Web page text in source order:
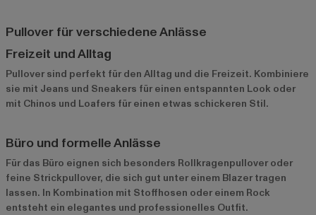
Pullover für verschiedene Anlässe
Freizeit und Alltag
Pullover sind perfekt für den Alltag und die Freizeit. Kombiniere
sie mit Jeans und Sneakers für einen entspannten Look oder
mit Chinos und Loafers für einen etwas schickeren Stil.
Büro und formelle Anlässe
Für das Büro eignen sich besonders Rollkragenpullover oder
feine Strickpullover, die sich gut unter einem Blazer tragen
lassen. In Kombination mit Stoffhosen oder einem Rock
entsteht ein elegantes und professionelles Outfit.